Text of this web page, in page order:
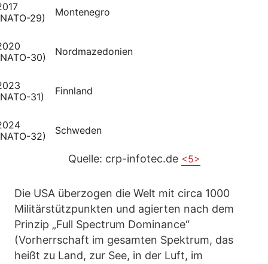
29)
Montenegro
30)
Nordmazedonien
31)
Finnland
32)
Schweden
Quelle: crp-infotec.de <5>
Die USA überzogen die Welt mit circa 1000
Militärstützpunkten und agierten nach dem
Prinzip „Full Spectrum Dominance“
(Vorherrschaft im gesamten Spektrum, das
heißt zu Land, zur See, in der Luft, im